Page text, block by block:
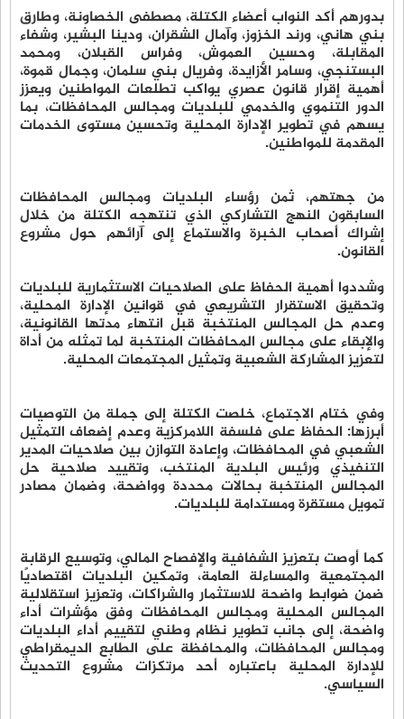
بدورهم أكد النواب أعضاء الكتلة، مصطفى الخصاونة، وطارق
بني هاني، ورند الخزوز، وآمال الشقران، ودينا البشير، وشفاء
المقابلة، وحسين العموش، وفراس القبلان، ومحمد
البستنجي، وسامر الأزايدة، وفريال بني سلمان، وجمال قموة،
أهمية إقرار قانون عصري يواكب تطلعات المواطنين ويعزز
الدور التنموي والخدمي للبلديات ومجالس المحافظات، بما
يسهم في تطوير الإدارة المحلية وتحسين مستوى الخدمات
المقدمة للمواطنين.
من جهتهم، ثمن رؤساء البلديات ومجالس المحافظات
السابقون النهج التشاركي الذي تنتهجه الكتلة من خلال
إشراك أصحاب الخبرة والاستماع إلى آرائهم حول مشروع
القانون.
وشددوا أهمية الحفاظ على الصلاحيات الاستثمارية للبلديات
وتحقيق الاستقرار التشريعي في قوانين الإدارة المحلية،
وعدم حل المجالس المنتخبة قبل انتهاء مدتها القانونية،
والإبقاء على مجالس المحافظات المنتخبة لما تمثله من أداة
لتعزيز المشاركة الشعبية وتمثيل المجتمعات المحلية.
وفي ختام الاجتماع، خلصت الكتلة إلى جملة من التوصيات
أبرزها: الحفاظ على فلسفة اللامركزية وعدم إضعاف التمثيل
الشعبي في المحافظات، وإعادة التوازن بين صلاحيات المدير
التنفيذي ورئيس البلدية المنتخب، وتقييد صلاحية حل
المجالس المنتخبة بحالات محددة وواضحة، وضمان مصادر
تمويل مستقرة ومستدامة للبلديات.
كما أوصت بتعزيز الشفافية والإفصاح المالي، وتوسيع الرقابة
المجتمعية والمساءلة العامة، وتمكين البلديات اقتصاديًا
ضمن ضوابط واضحة للاستثمار والشراكات، وتعزيز استقلالية
المجالس المحلية ومجالس المحافظات وفق مؤشرات أداء
واضحة، إلى جانب تطوير نظام وطني لتقييم أداء البلديات
ومجالس المحافظات، والمحافظة على الطابع الديمقراطي
للإدارة المحلية باعتباره أحد مرتكزات مشروع التحديث
السياسي.